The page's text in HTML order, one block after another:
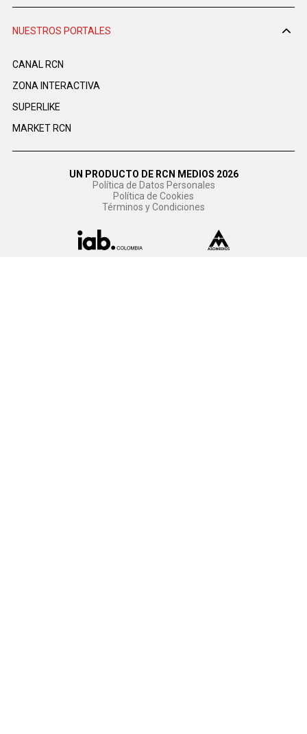
NUESTROS PORTALES
CANAL RCN
ZONA INTERACTIVA
SUPERLIKE
MARKET RCN
UN PRODUCTO DE RCN MEDIOS 2026
Política de Datos Personales
Política de Cookies
Términos y Condiciones